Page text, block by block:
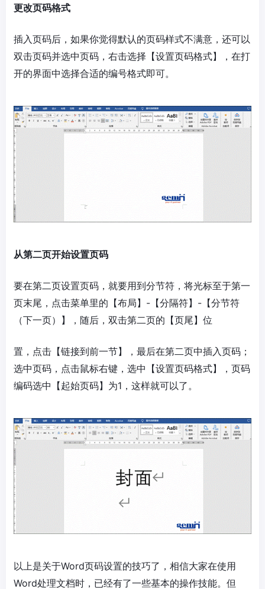
更改页码格式
插入页码后，如果你觉得默认的页码样式不满意，还可以
双击页码并选中页码，右击选择【设置页码格式】，在打
开的界面中选择合适的编号格式即可。
从第二页开始设置页码
要在第二页设置页码，就要用到分节符，将光标至于第一
页末尾，点击菜单里的【布局】-【分隔符】-【分节符
（下一页）】，随后，双击第二页的【页尾】位
置，点击【链接到前一节】，最后在第二页中插入页码；
选中页码，点击鼠标右键，选中【设置页码格式】，页码
编码选中【起始页码】为1，这样就可以了。
以上是关于Word页码设置的技巧了，相信大家在使用
Word处理文档时，已经有了一些基本的操作技能。但